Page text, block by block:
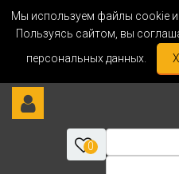
Мы используем файлы cookie и
Пользуясь сайтом, вы
персональных данных.
0